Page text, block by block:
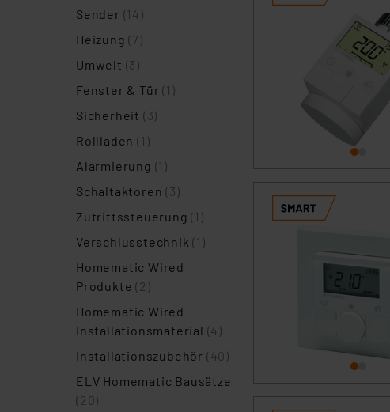
Sender (14)
Heizung(7)
Umwelt (3)
Fenster & Tür(1)
Sicherheit (3)
Rollladen (1)
Alarmierung (1)
Schaltaktoren(3)
Zutrittssteuerung(1)
Verschlusstechnik(1)
Homematic Wired
Produkte(2)
Homematic Wired
Installationsmaterial (4)
Installationszubehör (40)
ELV Homematic Bausätze
(20)